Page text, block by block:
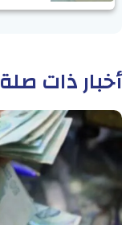
أخبار ذات صلة